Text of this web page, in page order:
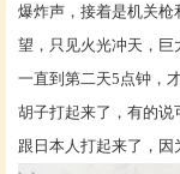
爆炸声，接着是机关枪
望，只见火光冲天，
一直到第二天5点钟，
胡子打起来了，有的
跟日本人打起来了，因